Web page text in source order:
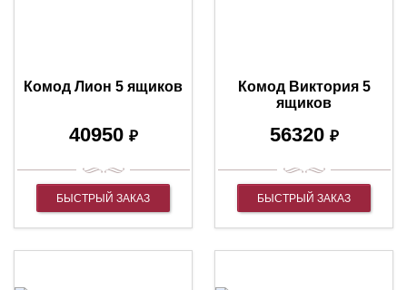
Комод Лион 5 ящиков
40950 ₽
БЫСТРЫЙ ЗАКАЗ
Комод Виктория 5
ящиков
56320 ₽
БЫСТРЫЙ ЗАКАЗ